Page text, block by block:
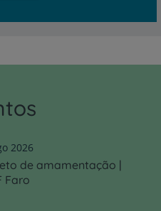
2026
de amamentação |
Faro